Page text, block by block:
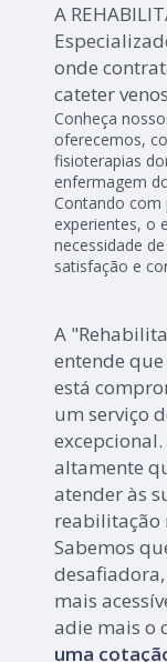
A
onde
cateter
Conheça
oferecemos,
fisioterapias
enfermagem
Contando com
experientes, o
necessidade
satisfação e
A
entende
está
um serviço
altamente
atender às
reabilitação
Sabemos
mais
adie mais o
uma